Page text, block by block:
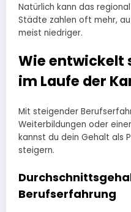
Natürlich kann das
Städte zahlen oft mehr,
meist niedriger.
Wie entwickelt
im Laufe der
Mit steigender
Weiterbildungen oder
kannst du dein Gehalt als
steigern.
Berufserfahrung